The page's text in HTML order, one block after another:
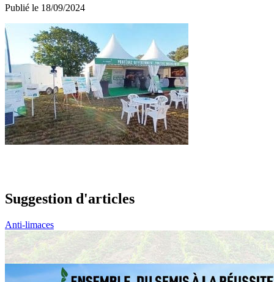
Publié le 18/09/2024
Suggestion d'articles
Anti-limaces